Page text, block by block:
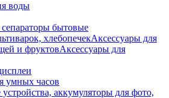
воды
бытовые
хлебопечекАксессуары для
и фруктовАксессуары для
умных часов
аккумуляторы для фото,